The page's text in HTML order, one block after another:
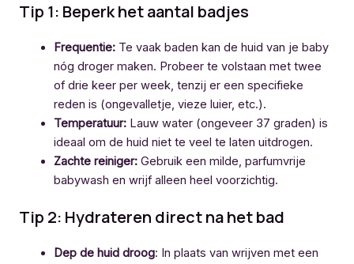
Tip 1: Beperk het aantal badjes
Frequentie:Te vaak baden kan de huid van je baby
nóg droger maken. Probeer te volstaan met twee
of drie keer per week, tenzij er een specifieke
reden is (ongevalletje, vieze luier, etc.).
Temperatuur:Lauw water (ongeveer 37 graden) is
ideaal om de huid niet te veel te laten uitdrogen.
Zachte reiniger:Gebruik een milde, parfumvrije
babywash en wrijf alleen heel voorzichtig.
Tip 2: Hydrateren direct na het bad
Dep de huid droog: In plaats van wrijven met een